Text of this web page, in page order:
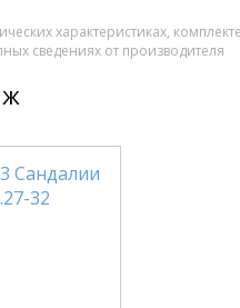
характеристиках,
сведениях от производителя
Сандалии
32